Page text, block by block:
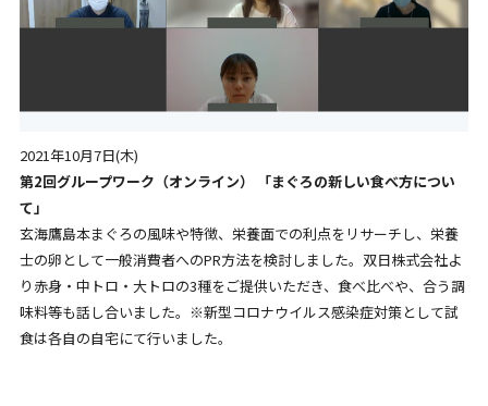
2021年10月7日(木)
第2回グループワーク（オンライン） 「まぐろの新しい食べ方につい
て」
玄海鷹島本まぐろの風味や特徴、栄養面での利点をリサーチし、栄養
士の卵として一般消費者へのPR方法を検討しました。双日株式会社よ
り赤身・中トロ・大トロの3種をご提供いただき、食べ比べや、合う調
味料等も話し合いました。※新型コロナウイルス感染症対策として試
食は各自の自宅にて行いました。